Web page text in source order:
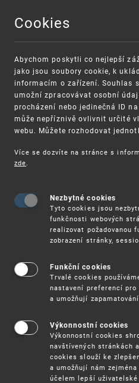
VAROVÁNÍ
Finanční podpora
Vynálezy /
Užitnévzory
Ochrannéznámky
Cookies
Abychom poskytli co nejlepší
jako jsou soubory cookie, k
informacím o zařízení. Souhlas
umožní zpracovávat osobní
procházení nebo jedinečná ID
může nepříznivě ovlivnit určité
webu. Můžete rozhodovat
Více se dozvíte na stránce s
zde.
Nezbytné cookies
Tyto cookies jsou
funkčnosti webových
realizovat požadovanou
zobrazení stránky,
Funkční cookies
Trvalé cookies
nastavení preferencí
a umožňují
Výkonnostní cookies
Výkonnostní cookies
navštívených stránkách
cookies slouží ke
a umožňují nám
účelem lepší